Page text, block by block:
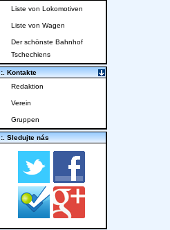
Liste von Lokomotiven
Liste von Wagen
Der schönste Bahnhof
Tschechiens
:. Kontakte
Redaktion
Verein
Gruppen
:. Sledujte nás